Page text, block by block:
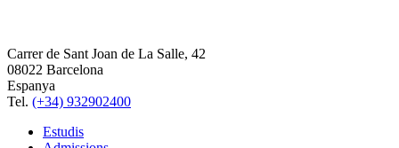
Carrer de Sant Joan de La Salle, 42
08022 Barcelona
Espanya
Tel. (+34) 932902400
Estudis